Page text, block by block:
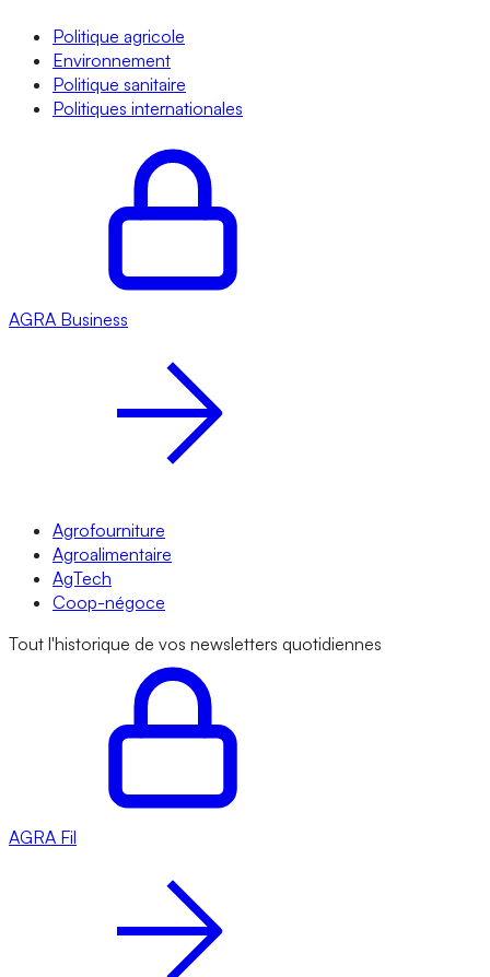
Politique agricole
Environnement
Politique sanitaire
Politiques internationales
AGRA Business
Agrofourniture
Agroalimentaire
AgTech
Coop-négoce
Tout l'historique de vos newsletters quotidiennes
AGRA Fil